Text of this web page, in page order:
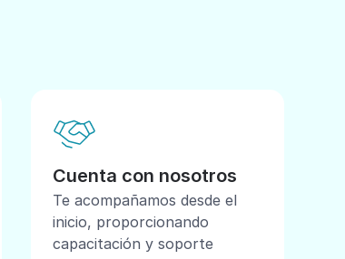
Cuenta con nosotros
Te acompañamos desde el
inicio, proporcionando
capacitación y soporte